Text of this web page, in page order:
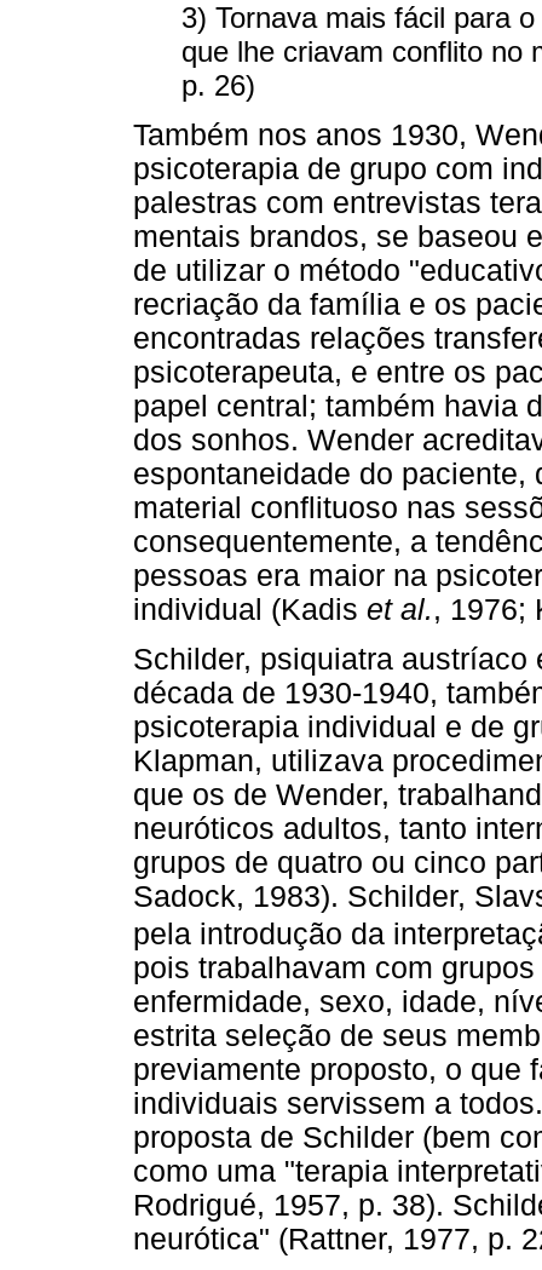
3) Tornava mais fácil para
que lhe criavam conflito no
p. 26)
Também nos anos 1930,
psicoterapia de grupo com
palestras com entrevistas
mentais brandos, se baseou
de utilizar o método
recriação da família e os
encontradas relações
psicoterapeuta, e entre os
papel central; também havia
dos sonhos. Wender
espontaneidade do
material conflituoso nas
consequentemente, a
pessoas era maior na
individual (Kadis et al., 1976;
Schilder, psiquiatra
década de 1930-1940,
psicoterapia individual e de
Klapman, utilizava
que os de Wender,
neuróticos adultos, tanto
grupos de quatro ou cinco
Sadock, 1983). Schilder,
pela introdução da
pois trabalhavam com
enfermidade, sexo, idade,
estrita seleção de seus
previamente proposto, o que
individuais servissem a
proposta de Schilder (bem
como uma "terapia
Rodrigué, 1957, p. 38).
neurótica" (Rattner, 1977, p.